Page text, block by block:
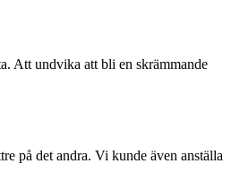
Att undvika att bli en skrämmande
på det andra. Vi kunde även anställa